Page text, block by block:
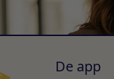
De app